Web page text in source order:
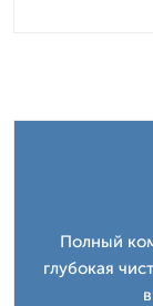
Полный
глубокая